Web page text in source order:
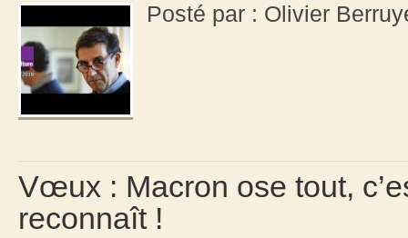
Posté par : Olivier
Vœux : Macron ose tout,
reconnaît !